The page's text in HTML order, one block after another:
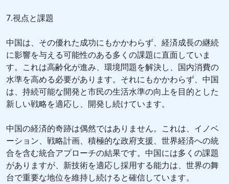
7.視点と課題
中国は、その優れた成功にもかかわらず、経済成長の継続
に影響を与える可能性のある多くの課題に直面していま
す。これは高齢化が進み、環境問題を解決し、国内消費の
水準を高める必要があります。それにもかかわらず、中国
は、持続可能な開発と市民の生活水準の向上を目的とした
新しい戦略を適応し、開発し続けています。
中国の経済的奇跡は偶然ではありません。これは、イノベ
ーション、戦略計画、積極的な政府支援、世界経済への統
合を含む統合アプローチの結果です。中国には多くの課題
がありますが、新技術を適応し採用する能力は、世界の舞
台で重要な地位を維持し続けると確信しています。